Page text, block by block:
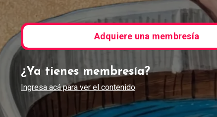
Adquiere una membresía
¿Ya tienes membresía?
Ingresa acá para ver el contenido